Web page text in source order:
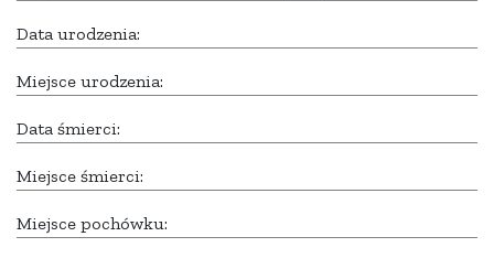
Data urodzenia:
Miejsce urodzenia:
Data śmierci:
Miejsce śmierci:
Miejsce pochówku: